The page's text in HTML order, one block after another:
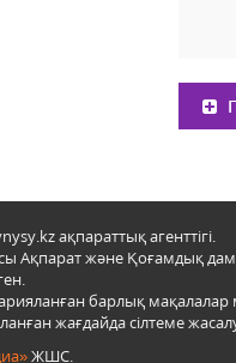
ақпараттық агенттігі.
Ақпарат және Қоғамдық
барлық
жағдайда сілтеме
ЖШС.